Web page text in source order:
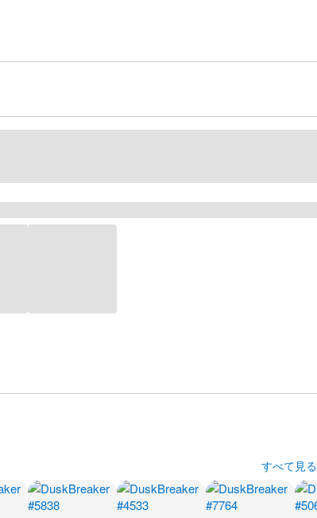
すべて見る